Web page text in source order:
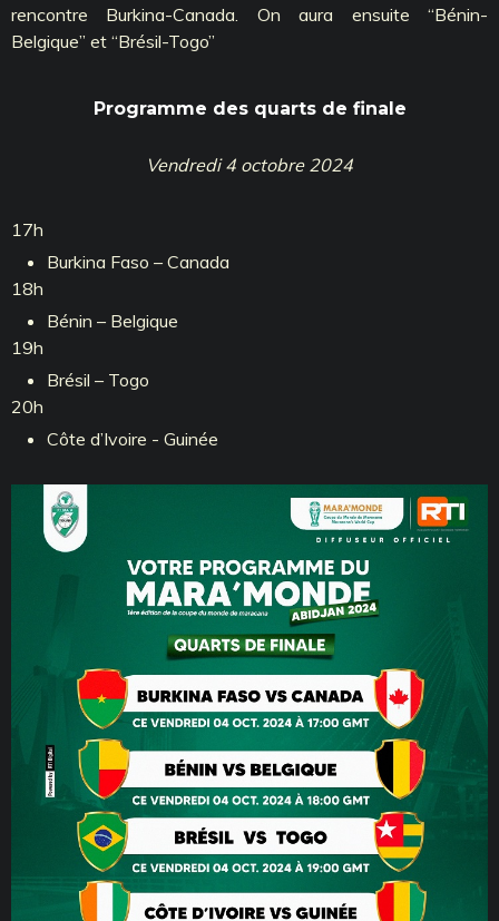
rencontre Burkina-Canada. On aura ensuite ‘‘Bénin-
Belgique’’ et ‘‘Brésil-Togo’’
Programme des quarts de finale
Vendredi 4 octobre 2024
17h
Burkina Faso – Canada
18h
Bénin – Belgique
19h
Brésil – Togo
20h
Côte d’Ivoire - Guinée